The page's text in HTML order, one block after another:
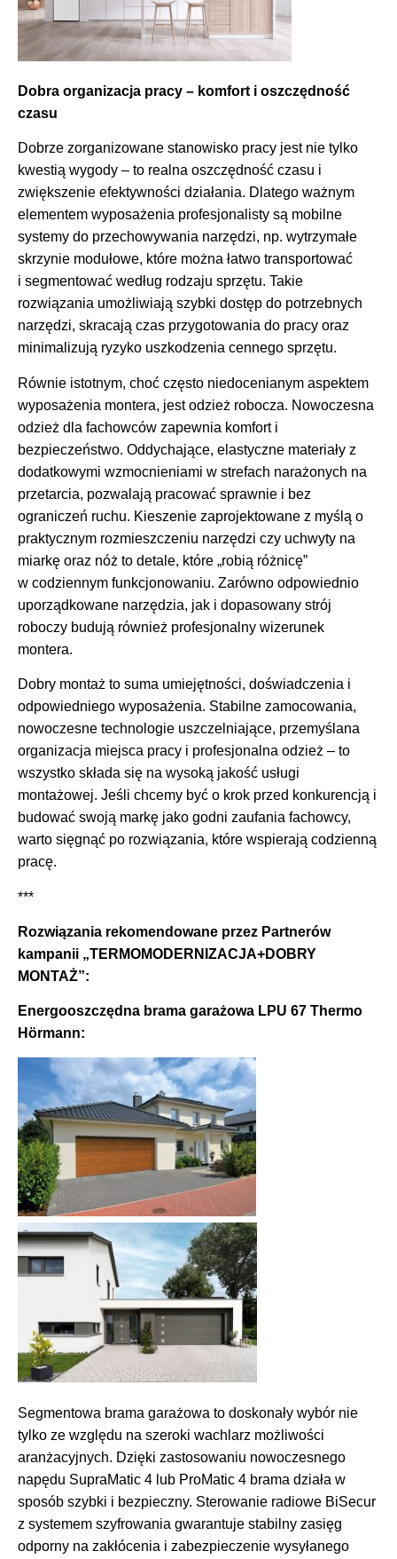
Dobra organizacja pracy – komfort i oszczędność
czasu
Dobrze zorganizowane stanowisko pracy jest nie tylko
kwestią wygody – to realna oszczędność czasu i
zwiększenie efektywności działania. Dlatego ważnym
elementem wyposażenia profesjonalisty są mobilne
systemy do przechowywania narzędzi, np. wytrzymałe
skrzynie modułowe, które można łatwo transportować
i segmentować według rodzaju sprzętu. Takie
rozwiązania umożliwiają szybki dostęp do potrzebnych
narzędzi, skracają czas przygotowania do pracy oraz
minimalizują ryzyko uszkodzenia cennego sprzętu.
Równie istotnym, choć często niedocenianym aspektem
wyposażenia montera, jest odzież robocza. Nowoczesna
odzież dla fachowców zapewnia komfort i
bezpieczeństwo. Oddychające, elastyczne materiały z
dodatkowymi wzmocnieniami w strefach narażonych na
przetarcia, pozwalają pracować sprawnie i bez
ograniczeń ruchu. Kieszenie zaprojektowane z myślą o
praktycznym rozmieszczeniu narzędzi czy uchwyty na
miarkę oraz nóż to detale, które „robią różnicę”
w codziennym funkcjonowaniu. Zarówno odpowiednio
uporządkowane narzędzia, jak i dopasowany strój
roboczy budują również profesjonalny wizerunek
montera.
Dobry montaż to suma umiejętności, doświadczenia i
odpowiedniego wyposażenia. Stabilne zamocowania,
nowoczesne technologie uszczelniające, przemyślana
organizacja miejsca pracy i profesjonalna odzież – to
wszystko składa się na wysoką jakość usługi
montażowej. Jeśli chcemy być o krok przed konkurencją i
budować swoją markę jako godni zaufania fachowcy,
warto sięgnąć po rozwiązania, które wspierają codzienną
pracę.
***
Rozwiązania rekomendowane przez Partnerów
kampanii „TERMOMODERNIZACJA+DOBRY
MONTAŻ”:
Energooszczędna brama garażowa LPU 67 Thermo
Hörmann:
Segmentowa brama garażowa to doskonały wybór nie
tylko ze względu na szeroki wachlarz możliwości
aranżacyjnych. Dzięki zastosowaniu nowoczesnego
napędu SupraMatic 4 lub ProMatic 4 brama działa w
sposób szybki i bezpieczny. Sterowanie radiowe BiSecur
z systemem szyfrowania gwarantuje stabilny zasięg
odporny na zakłócenia i zabezpieczenie wysyłanego